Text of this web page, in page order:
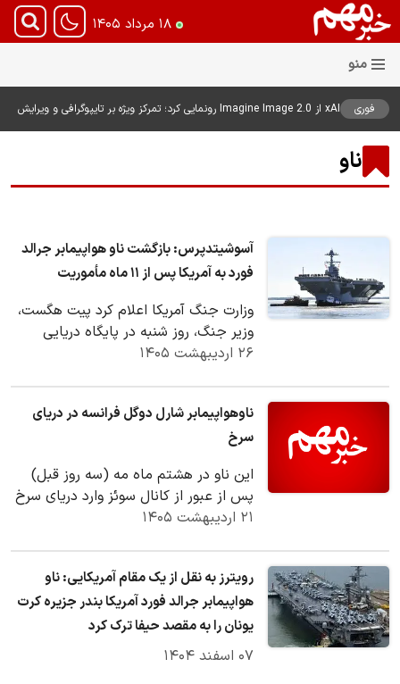
۱۸ مرداد ۱۴۰۵
فوری
xAI از Imagine Image 2.0 رونمایی کرد؛ تمرکز ویژه بر تایپوگرافی و ویرایش
ناو
آسوشیتدپرس: بازگشت ناو هواپیمابر جرالد
فورد به آمریکا پس از ۱۱ ماه مأموریت
وزارت جنگ آمریکا اعلام کرد پیت هگست،
وزیر جنگ، روز شنبه در پایگاه دریایی
نورفولک در ویرجینیا از ناو هواپیمابر
۲۶ اردیبهشت ۱۴۰۵
ناوهواپیمابر شارل دوگل فرانسه در دریای
سرخ
این ناو در هشتم ماه مه (سه روز قبل)
پس از عبور از کانال سوئز وارد دریای سرخ
شد
۲۱ اردیبهشت ۱۴۰۵
رویترز به نقل از یک مقام آمریکایی: ناو
هواپیمابر جرالد فورد آمریکا بندر جزیره کرت
یونان را به مقصد حیفا ترک کرد
۰۷ اسفند ۱۴۰۴